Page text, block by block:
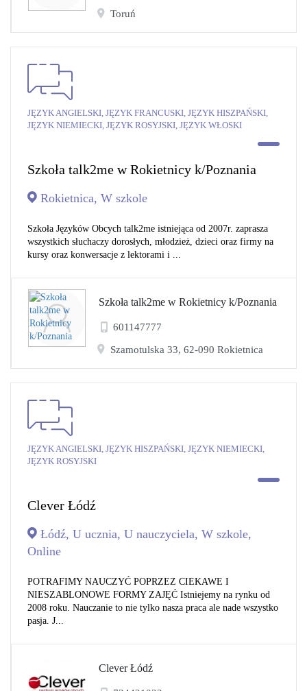
Toruń
JĘZYK ANGIELSKI, JĘZYK FRANCUSKI, JĘZYK HISZPAŃSKI,
JĘZYK NIEMIECKI, JĘZYK ROSYJSKI, JĘZYK WŁOSKI
Szkoła talk2me w Rokietnicy k/Poznania
Rokietnica, W szkole
Szkoła Języków Obcych talk2me istniejąca od 2007r. zaprasza
wszystkich słuchaczy dorosłych, młodzież, dzieci oraz firmy na
kursy oraz konwersacje z lektorami i ...
Szkoła talk2me w Rokietnicy k/Poznania
601147777
Szamotulska 33, 62-090 Rokietnica
JĘZYK ANGIELSKI, JĘZYK HISZPAŃSKI, JĘZYK NIEMIECKI,
JĘZYK ROSYJSKI
Clever Łódź
Łódź, U ucznia, U nauczyciela, W szkole,
Online
POTRAFIMY NAUCZYĆ POPRZEZ CIEKAWE I
NIESZABLONOWE FORMY ZAJĘĆ Istniejemy na rynku od
2008 roku. Nauczanie to nie tylko nasza praca ale nade wszystko
pasja. J...
Clever Łódź